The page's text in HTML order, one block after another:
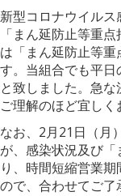
新型コロナウイル
「まん延防止等重
は「まん延防止等
す。当組合でも平
と致しました。急
ご理解のほど宜しく
なお、2月21日（月
が、感染状況及び
り、時間短縮営業
ので、合わせてご了